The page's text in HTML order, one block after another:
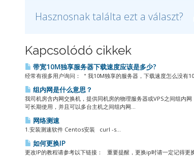
Hasznosnak találta ezt a választ?
Kapcsolódó cikkek
带宽10M独享服务器下载速度应该是多少?
经常有很多用户询问： ＂我10M独享的服务器，下载速度怎么没有
组内网是什么意思？
我司机房含内网交换机，提供同机房的物理服务器或VPS之间组内
可长期使用，并且可以多台主机之间组内网...
网络测速
1.安装测速软件 Centos安装 curl -s...
如何更换IP
更改IP的教程请参考以下链接： 重要提醒，更换ip时请一定记得